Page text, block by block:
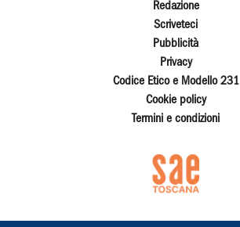
Redazione
Scriveteci
Pubblicità
Privacy
Codice Etico e Modello 231
Cookie policy
Termini e condizioni